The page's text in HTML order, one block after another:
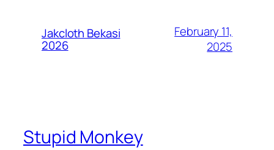
Jakcloth Bekasi
2026
February 11,
2025
Stupid Monkey